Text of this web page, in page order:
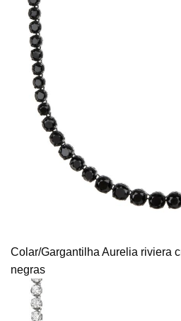
Colar/Gargantilha Aurelia riviera
negras